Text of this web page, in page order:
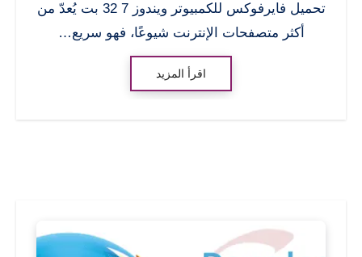
تحميل فايرفوكس للكمبيوتر ويندوز 7 32 بت يُعدّ من
أكثر متصفحات الإنترنت شيوعًا، فهو سريع…
اقرأ المزيد